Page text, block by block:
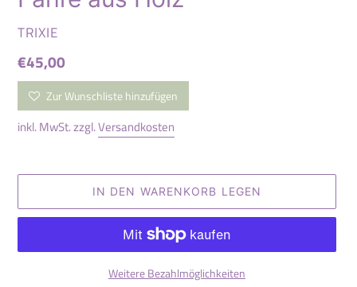
VERKÄUFER
TRIXIE
Normaler
Preis
€45,00
Zur Wunschliste hinzufügen
inkl. MwSt. zzgl.Versandkosten
IN DEN WARENKORB LEGEN
Weitere Bezahlmöglichkeiten